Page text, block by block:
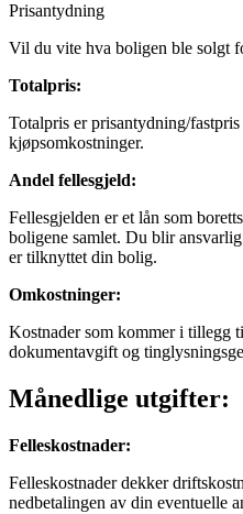
Prisantydning
Vil du vite hva boligen ble solgt
Totalpris:
Totalpris er prisantydning/
kjøpsomkostninger.
Andel fellesgjeld:
Fellesgjelden er et lån som
boligene samlet. Du blir
er tilknyttet din bolig.
Omkostninger:
Kostnader som kommer i tillegg
dokumentavgift og
Månedlige utgifter:
Felleskostnader:
Felleskostnader dekker
nedbetalingen av din eventuelle